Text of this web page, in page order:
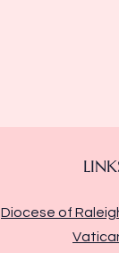
Diocese of